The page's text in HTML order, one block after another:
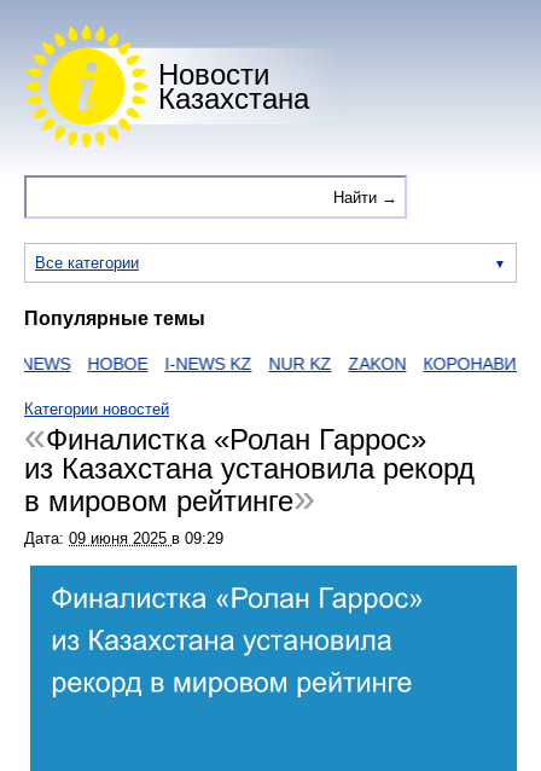
Новости
Казахстана
Все категории
Популярные темы
NEWS НОВОЕ I-NEWS KZ NUR KZ ZAKON КОРОНАВИРУС
Категории новостей
Финалистка «Ролан Гаррос»
из Казахстана установила рекорд
в мировом рейтинге
Дата: 09 июня 2025 в 09:29